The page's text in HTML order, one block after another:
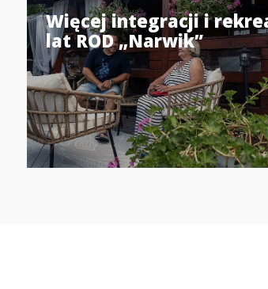
Więcej integracji i
lat ROD „Narwik”